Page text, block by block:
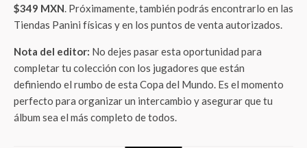
$349 MXN. Próximamente, también podrás encontrarlo en las
Tiendas Panini físicas y en los puntos de venta autorizados.
Nota del editor: No dejes pasar esta oportunidad para
completar tu colección con los jugadores que están
definiendo el rumbo de esta Copa del Mundo. Es el momento
perfecto para organizar un intercambio y asegurar que tu
álbum sea el más completo de todos.